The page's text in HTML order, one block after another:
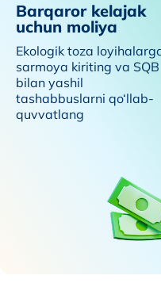
Barqaror kelajak
uchun moliya
Ekologik toza
sarmoya kiriting va SQB
bilan yashil
tashabbuslarni qo‘llab-
quvvatlang